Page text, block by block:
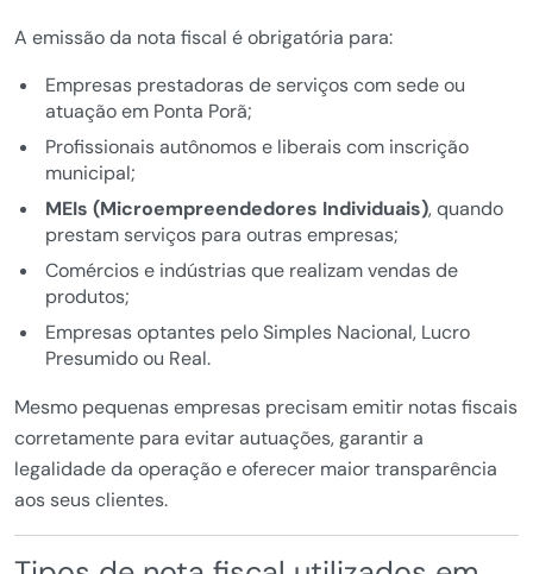
A emissão da nota fiscal é obrigatória para:
Empresas prestadoras de serviços com sede ou
atuação em Ponta Porã;
Profissionais autônomos e liberais com inscrição
municipal;
MEIs (Microempreendedores Individuais), quando
prestam serviços para outras empresas;
Comércios e indústrias que realizam vendas de
produtos;
Empresas optantes pelo Simples Nacional, Lucro
Presumido ou Real.
Mesmo pequenas empresas precisam emitir notas fiscais
corretamente para evitar autuações, garantir a
legalidade da operação e oferecer maior transparência
aos seus clientes.